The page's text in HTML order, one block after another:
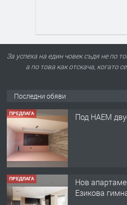
За успеха на един човек съдя не по
а по това как отскача, когато
Последни обяви
ПРЕДЛАГА
Нов
ПРЕДЛАГА
🔑
НАЕМ В КВ.